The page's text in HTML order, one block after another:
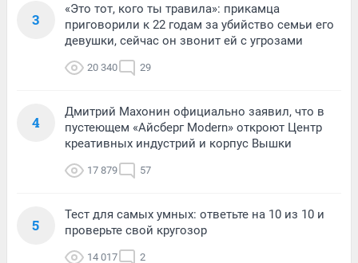
3
«Это тот, кого ты травила»: прикамца
приговорили к 22 годам за убийство семьи его
девушки, сейчас он звонит ей с угрозами
20 340 29
4
Дмитрий Махонин официально заявил, что в
пустеющем «Айсберг Modern» откроют Центр
креативных индустрий и корпус Вышки
17 879 57
5
Тест для самых умных: ответьте на 10 из 10 и
проверьте свой кругозор
14 017 2